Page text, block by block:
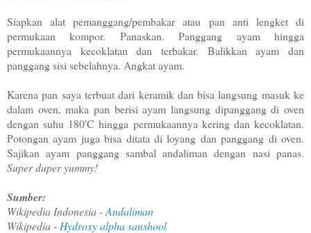
Siapkan alat pemanggang/pembakar atau pan anti lengket di
permukaan kompor. Panaskan. Panggang ayam hingga
permukaannya kecoklatan dan terbakar. Balikkan ayam dan
panggang sisi sebelahnya. Angkat ayam.
Karena pan saya terbuat dari keramik dan bisa langsung masuk ke
dalam oven, maka pan berisi ayam langsung dipanggang di oven
dengan suhu 180'C hingga permukaannya kering dan kecoklatan.
Potongan ayam juga bisa ditata di loyang dan panggang di oven.
Sajikan ayam panggang sambal andaliman dengan nasi panas.
Super duper yummy!
Sumber:
Wikipedia Indonesia -Andaliman
Wikipedia - Hydroxy alpha sanshool